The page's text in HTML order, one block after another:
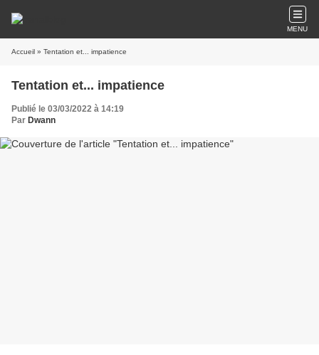
MENU
Accueil » Tentation et... impatience
Tentation et... impatience
Publié le 03/03/2022 à 14:19
Par Dwann